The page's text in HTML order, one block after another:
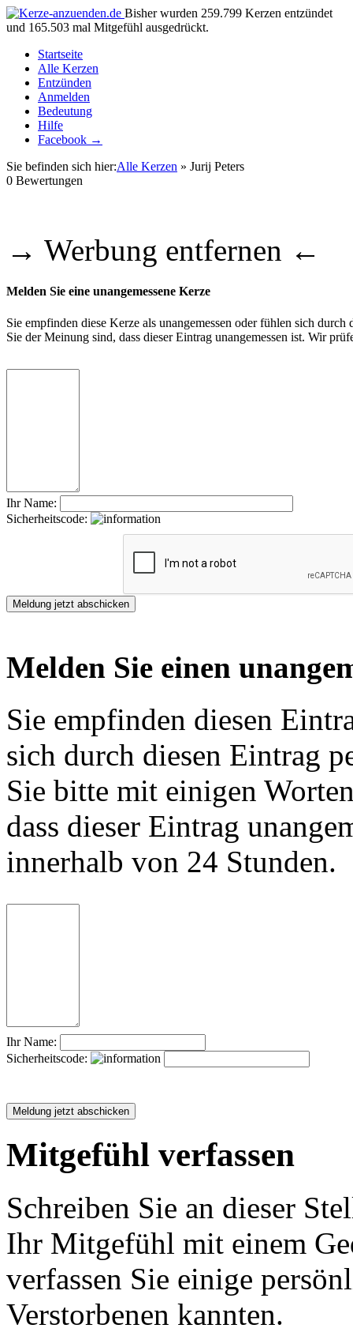
Bisher wurden 259.799 Kerzen entzündet
und 165.503 mal Mitgefühl ausgedrückt.
Startseite
Alle Kerzen
Entzünden
Anmelden
Bedeutung
Hilfe
Facebook →
Sie befinden sich hier:Alle Kerzen » Jurij Peters
0 Bewertungen
→ Werbung entfernen ←
Melden Sie eine unangemessene Kerze
Sie empfinden diese Kerze als unangemessen oder fühlen sich
Sie der Meinung sind, dass dieser Eintrag unangemessen ist. Wir
Ihr Name:
Sicherheitscode:
Melden Sie einen
Sie empfinden diesen
sich durch diesen Eintrag
Sie bitte mit einigen
dass dieser Eintrag
innerhalb von 24 Stunden.
Ihr Name:
Sicherheitscode:
Mitgefühl verfassen
Schreiben Sie an dieser
Ihr Mitgefühl mit einem
verfassen Sie einige
Verstorbenen kannten.